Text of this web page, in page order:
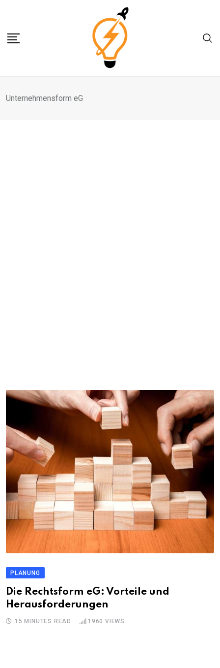
content
Unternehmensform eG
PLANUNG
Die Rechtsform eG: Vorteile und
Herausforderungen
15 MINUTES READ 1960 VIEWS